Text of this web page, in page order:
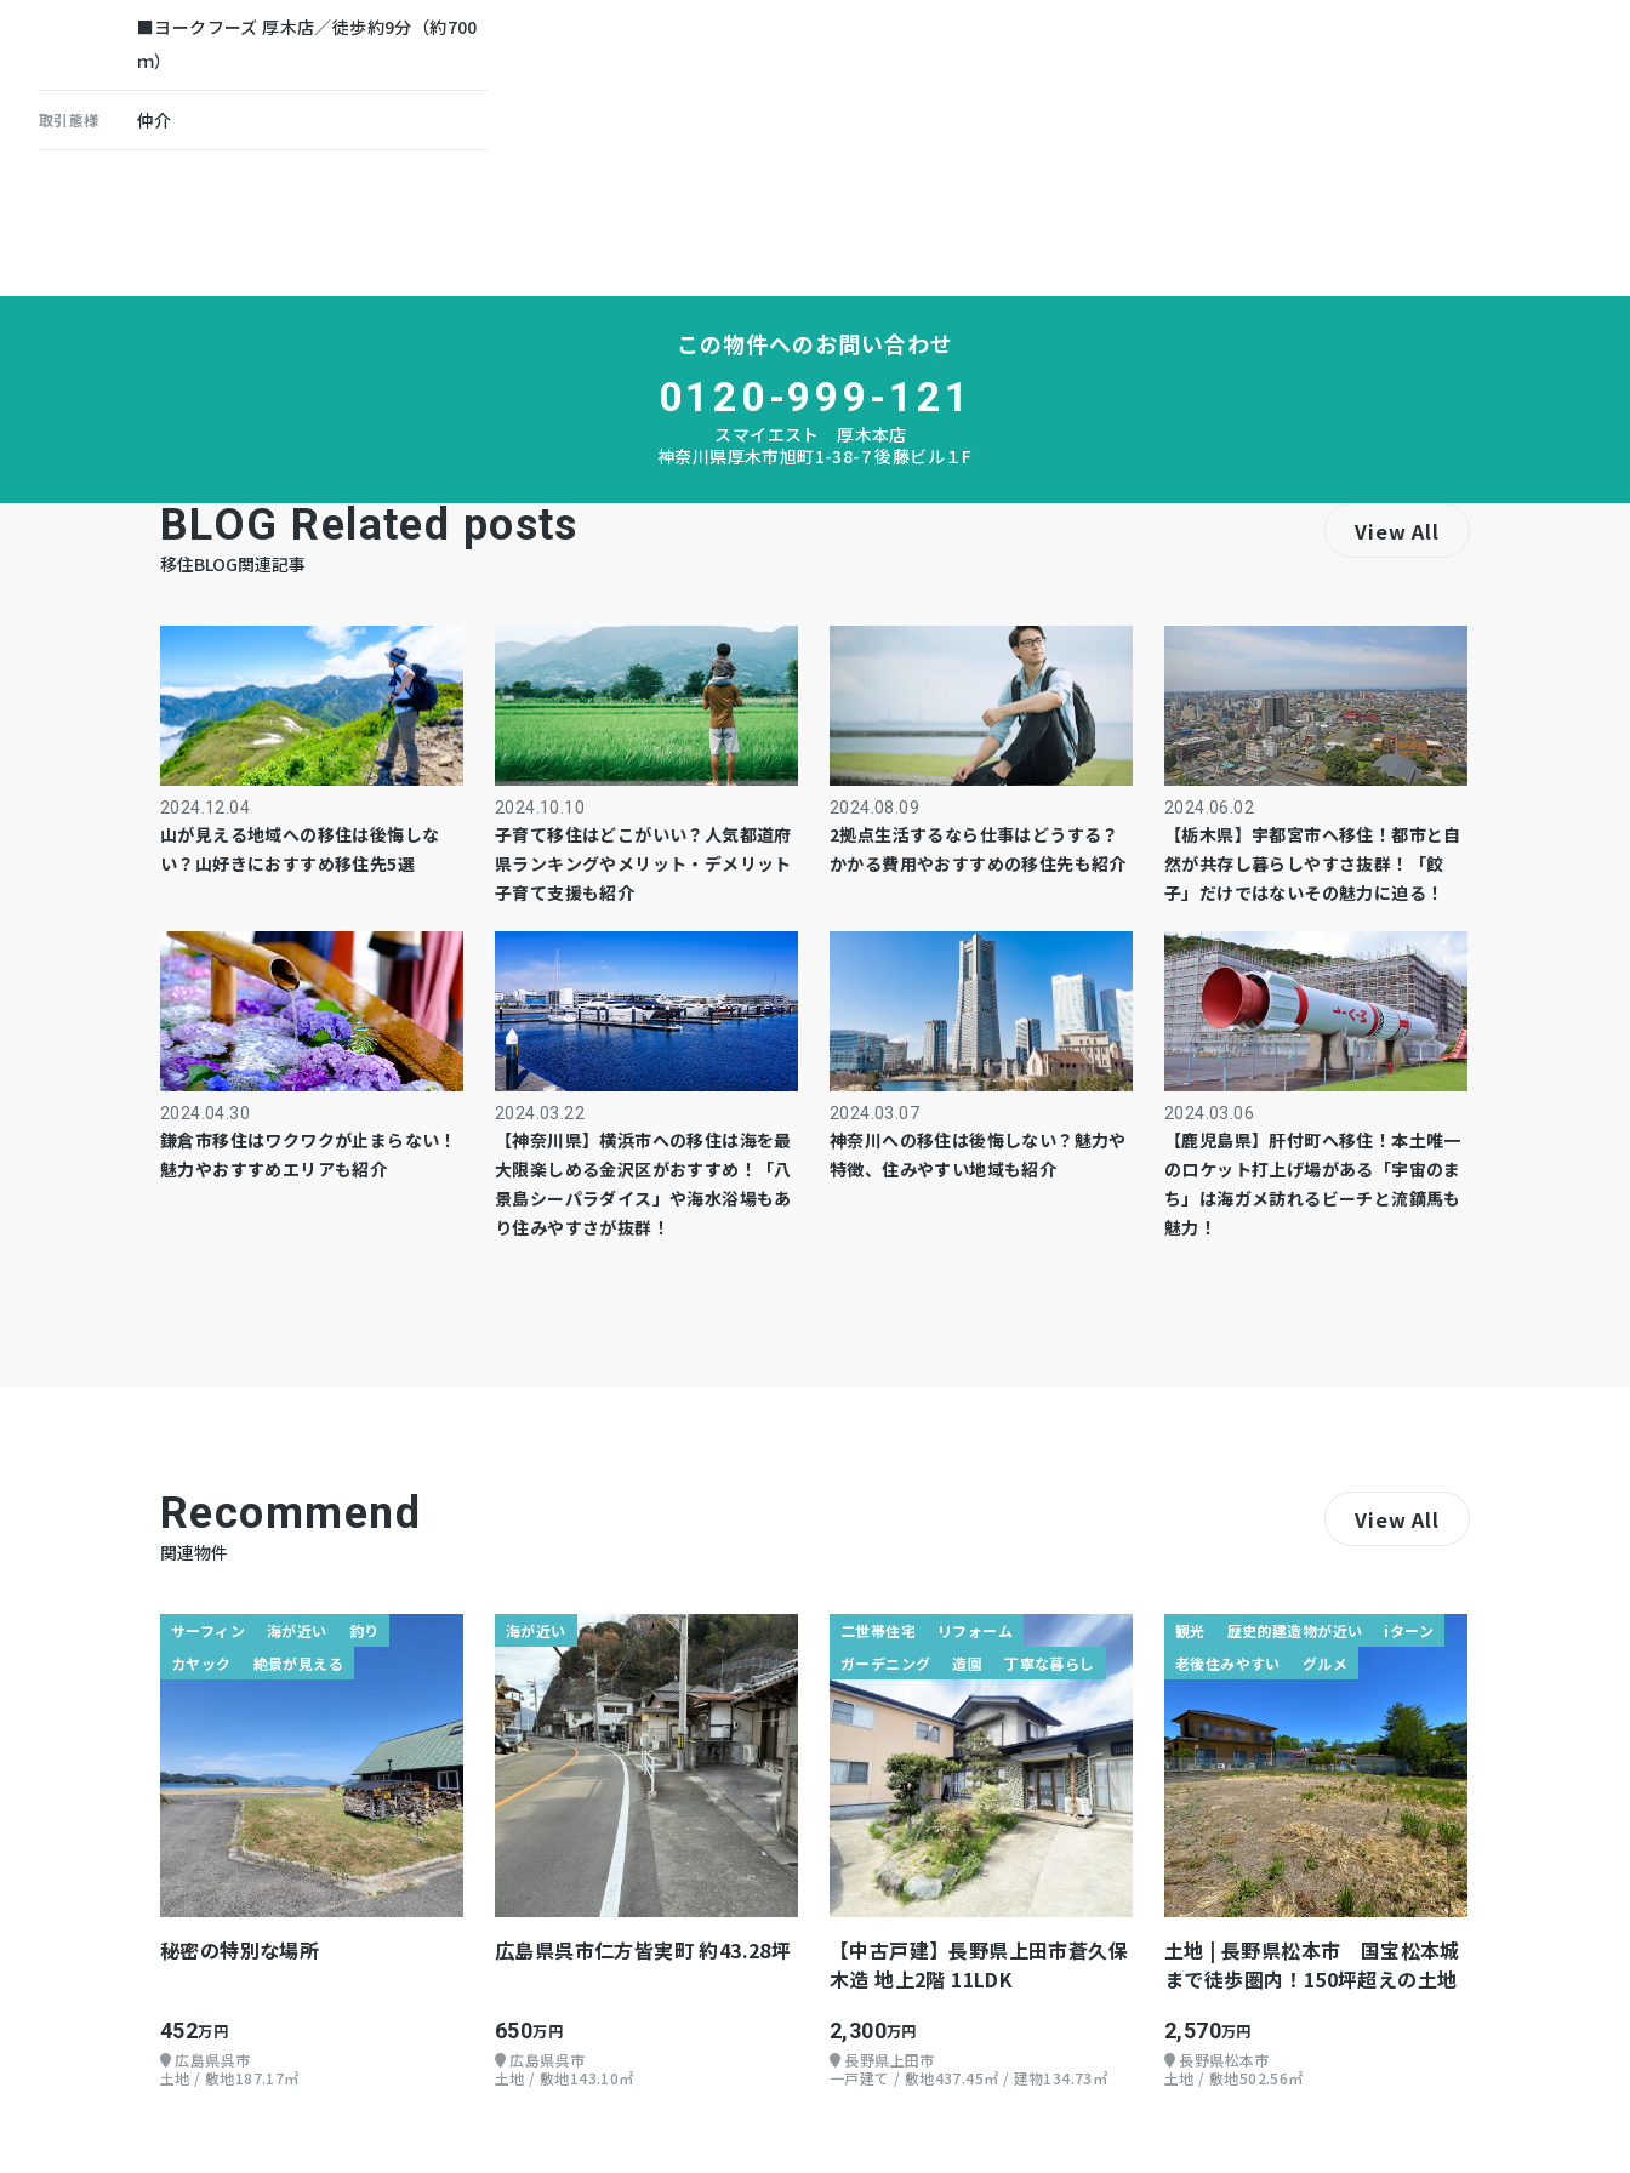
■ヨークフーズ 厚木店／徒歩約9分（約700
ｍ）
取引態様 仲介
この物件へのお問い合わせ
0120-999-121
スマイエスト 厚木本店
神奈川県厚木市旭町1-38-7 後藤ビル１F
BLOG Related posts
移住BLOG関連記事
2024.12.04
山が見える地域への移住は後悔しな
い？山好きにおすすめ移住先5選
2024.10.10
子育て移住はどこがいい？人気都道府
県ランキングやメリット・デメリット
子育て支援も紹介
2024.08.09
2拠点生活するなら仕事はどうする？
かかる費用やおすすめの移住先も紹介
2024.06.02
【栃木県】宇都宮市へ移住！都市と自
然が共存し暮らしやすさ抜群！「餃
子」だけではないその魅力に迫る！
2024.04.30
鎌倉市移住はワクワクが止まらない！
魅力やおすすめエリアも紹介
2024.03.22
【神奈川県】横浜市への移住は海を最
大限楽しめる金沢区がおすすめ！「八
景島シーパラダイス」や海水浴場もあ
り住みやすさが抜群！
2024.03.07
神奈川への移住は後悔しない？魅力や
特徴、住みやすい地域も紹介
2024.03.06
【鹿児島県】肝付町へ移住！本土唯一
のロケット打上げ場がある「宇宙のま
ち」は海ガメ訪れるビーチと流鏑馬も
魅力！
View All
Recommend
関連物件
サーフィン 海が近い
釣り
カヤック
絶景が見える
秘密の特別な場所
452万円
広島県呉市
土地 / 敷地187.17㎡
海が近い
広島県呉市仁方皆実町 約43.28坪
650万円
広島県呉市
土地 / 敷地143.10㎡
二世帯住宅
リフォーム
ガーデニング
造園 丁寧な暮らし
【中古戸建】長野県上田市蒼久保
木造 地上2階 11LDK
2,300万円
長野県上田市
一戸建て / 敷地437.45㎡ / 建物134.73㎡
観光 歴史的建造物が近い
iターン
老後住みやすい
グルメ
土地 | 長野県松本市 国宝松本城
まで徒歩圏内！150坪超えの土地
2,570万円
長野県松本市
土地 / 敷地502.56㎡
View All